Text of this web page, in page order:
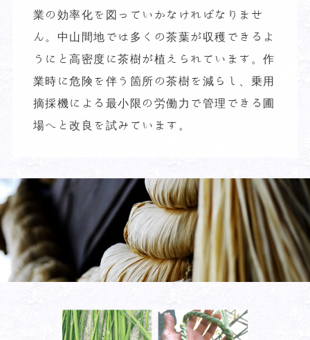
業の効率化を図っていかなければなりませ
ん。中山間地では多くの茶葉が収穫できるよ
うにと高密度に茶樹が植えられています。作
業時に危険を伴う箇所の茶樹を減らし、乗用
摘採機による最小限の労働力で管理できる圃
場へと改良を試みています。